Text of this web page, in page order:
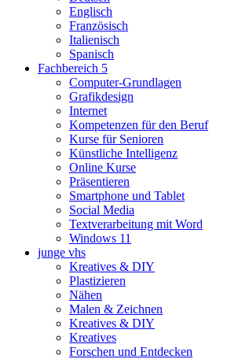
Englisch
Französisch
Italienisch
Spanisch
Fachbereich 5
Computer-Grundlagen
Grafikdesign
Internet
Kompetenzen für den Beruf
Kurse für Senioren
Künstliche Intelligenz
Online Kurse
Präsentieren
Smartphone und Tablet
Social Media
Textverarbeitung mit Word
Windows 11
junge vhs
Kreatives & DIY
Plastizieren
Nähen
Malen & Zeichnen
Kreatives & DIY
Kreatives
Forschen und Entdecken